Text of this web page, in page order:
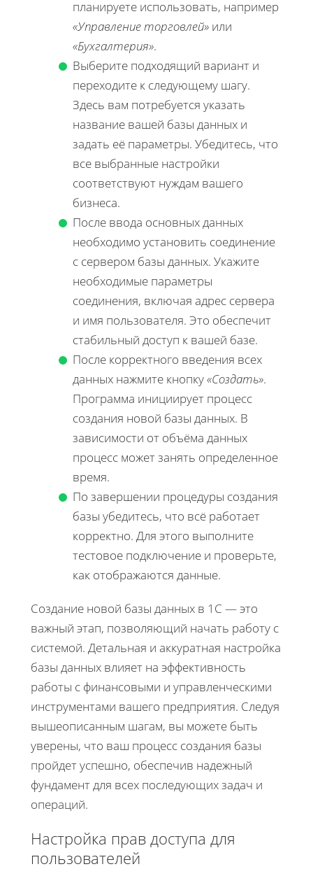
планируете использовать, например
«Управление торговлей» или
«Бухгалтерия».
Выберите подходящий вариант и
переходите к следующему шагу.
Здесь вам потребуется указать
название вашей базы данных и
задать её параметры. Убедитесь, что
все выбранные настройки
соответствуют нуждам вашего
бизнеса.
После ввода основных данных
необходимо установить соединение
с сервером базы данных. Укажите
необходимые параметры
соединения, включая адрес сервера
и имя пользователя. Это обеспечит
стабильный доступ к вашей базе.
После корректного введения всех
данных нажмите кнопку«Создать».
Программа инициирует процесс
создания новой базы данных. В
зависимости от объёма данных
процесс может занять определенное
время.
По завершении процедуры создания
базы убедитесь, что всё работает
корректно. Для этого выполните
тестовое подключение и проверьте,
как отображаются данные.
Создание новой базы данных в 1С — это
важный этап, позволяющий начать работу с
системой. Детальная и аккуратная настройка
базы данных влияет на эффективность
работы с финансовыми и управленческими
инструментами вашего предприятия. Следуя
вышеописанным шагам, вы можете быть
уверены, что ваш процесс создания базы
пройдет успешно, обеспечив надежный
фундамент для всех последующих задач и
операций.
Настройка прав доступа для
пользователей